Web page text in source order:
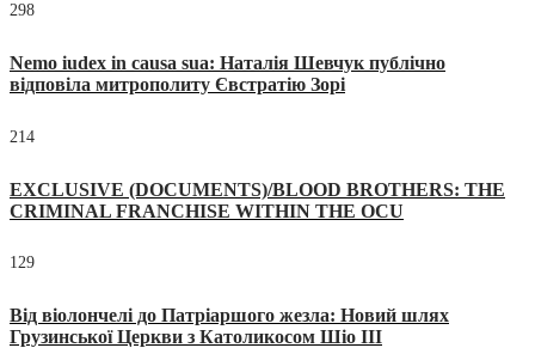
298
Nemo iudex in causa sua: Наталія Шевчук публічно
відповіла митрополиту Євстратію Зорі
214
EXCLUSIVE (DOCUMENTS)/BLOOD BROTHERS: THE
CRIMINAL FRANCHISE WITHIN THE OCU
129
Від віолончелі до Патріаршого жезла: Новий шлях
Грузинської Церкви з Католикосом Шіо III